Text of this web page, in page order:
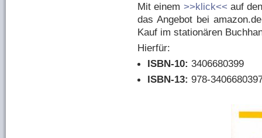
Mit einem >>klick<< auf
das Angebot bei
Kauf im stationären
Hierfür:
ISBN-10: 3406680399
ISBN-13: 978-